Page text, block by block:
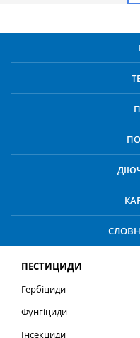
ПЕСТИЦИДИ
Гербіциди
Фунгіциди
Інсекциди